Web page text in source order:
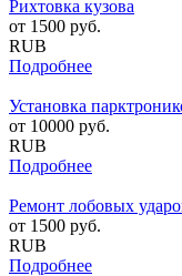
Рихтовка кузова
от 1500 руб.
RUB
Подробнее
Установка
от 10000 руб.
RUB
Подробнее
Ремонт лобовых
от 1500 руб.
RUB
Подробнее